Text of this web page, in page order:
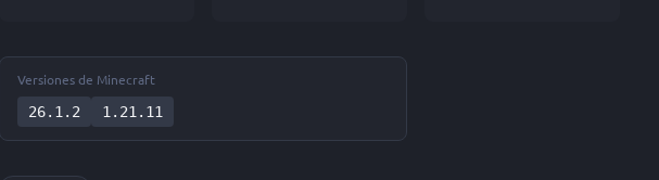
Versiones de Minecraft
26.1.2
1.21.11